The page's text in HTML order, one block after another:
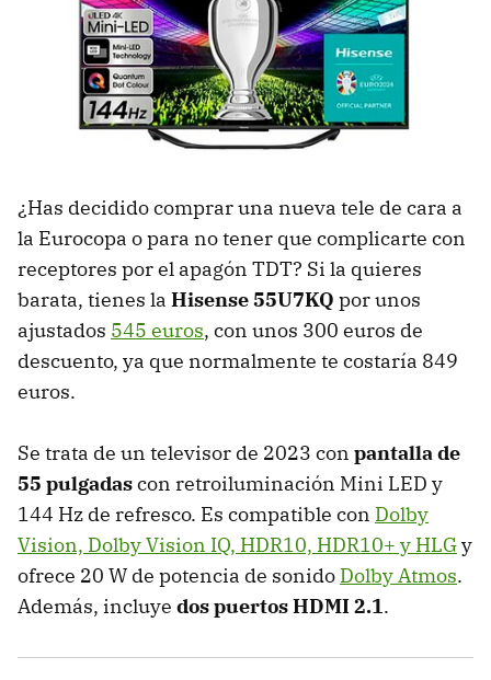
¿Has decidido comprar una nueva tele de cara a
la Eurocopa o para no tener que complicarte con
receptores por el apagón TDT? Si la quieres
barata, tienes la Hisense 55U7KQ por unos
ajustados 545 euros, con unos 300 euros de
descuento, ya que normalmente te costaría 849
euros.
Se trata de un televisor de 2023 con pantalla de
55 pulgadascon retroiluminación Mini LED y
144 Hz de refresco. Es compatible con Dolby
Vision, Dolby Vision IQ, HDR10, HDR10+ y HLGy
ofrece 20 W de potencia de sonido Dolby Atmos.
Además, incluye dos puertos HDMI 2.1.